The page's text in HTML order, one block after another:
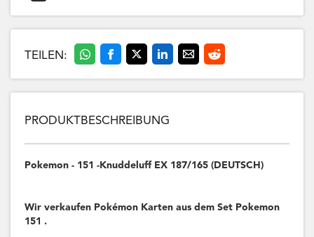
TEILEN:
PRODUKTBESCHREIBUNG
Pokemon - 151 -Knuddeluff EX 187/165 (DEUTSCH)
Wir verkaufen Pokémon Karten aus dem Set Pokemon
151 .